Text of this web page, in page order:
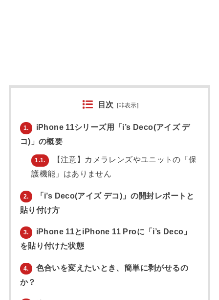
目次 [非表示]
1.
iPhone 11シリーズ用「i’s Deco(アイズ デ
コ)」の概要
1.1.
【注意】カメラレンズやユニットの「保
護機能」はありません
2.
「i’s Deco(アイズ デコ)」の開封レポートと
貼り付け方
3.
iPhone 11とiPhone 11 Proに「i’s Deco」
を貼り付けた状態
4.
色合いを変えたいとき、簡単に剥がせるの
か？